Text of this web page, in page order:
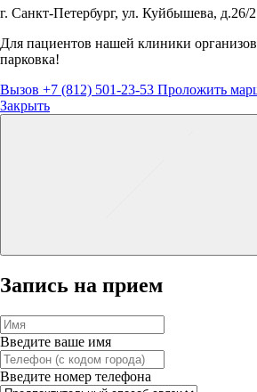
г. Санкт-Петербург, ул. Куйбышева, д.26/2
Для пациентов нашей клиники
парковка!
Вызов +7 (812) 501-23-53 Проложить
Закрыть
Запись на прием
Введите ваше имя
Введите номер телефона